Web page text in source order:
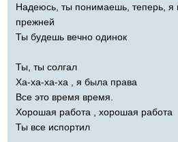
Надеюсь, ты понимаешь, теперь, я
прежней
Ты будешь вечно одинок
Ты, ты солгал
Ха-ха-ха-ха , я была права
Все это время время.
Хорошая работа , хорошая работа
Ты все испортил